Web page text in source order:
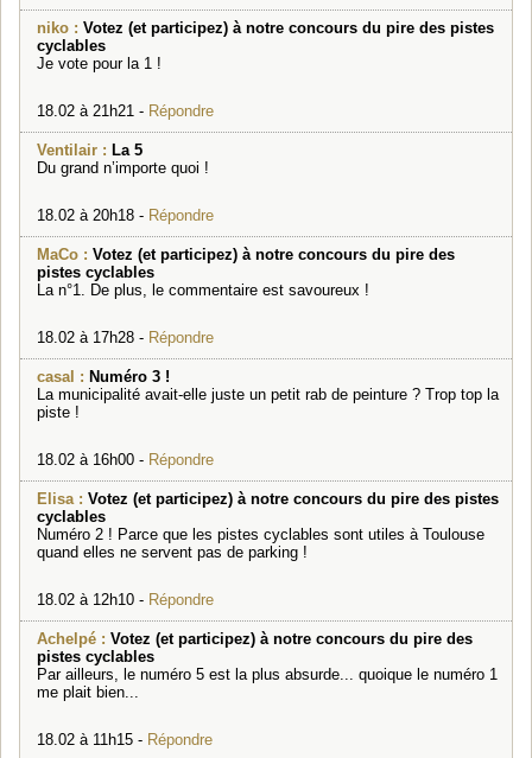
niko : Votez (et participez) à notre concours du pire des pistes
cyclables
Je vote pour la 1 !
18.02 à 21h21 - Répondre
Ventilair : La 5
Du grand n’importe quoi !
18.02 à 20h18 - Répondre
MaCo : Votez (et participez) à notre concours du pire des
pistes cyclables
La n°1. De plus, le commentaire est savoureux !
18.02 à 17h28 - Répondre
casal : Numéro 3 !
La municipalité avait-elle juste un petit rab de peinture ? Trop top la
piste !
18.02 à 16h00 - Répondre
Elisa : Votez (et participez) à notre concours du pire des pistes
cyclables
Numéro 2 ! Parce que les pistes cyclables sont utiles à Toulouse
quand elles ne servent pas de parking !
18.02 à 12h10 - Répondre
Achelpé : Votez (et participez) à notre concours du pire des
pistes cyclables
Par ailleurs, le numéro 5 est la plus absurde... quoique le numéro 1
me plait bien...
18.02 à 11h15 - Répondre